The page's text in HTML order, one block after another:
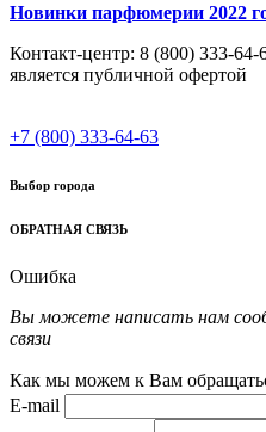
Новинки парфюмерии 2022
Контакт-центр: 8 (800) 333-
является публичной офертой
+7 (800) 333-64-63
Выбор города
ОБРАТНАЯ СВЯЗЬ
Ошибка
Вы можете написать нам
связи
Как мы можем к Вам
E-mail